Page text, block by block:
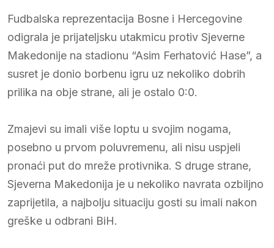
Fudbalska reprezentacija Bosne i Hercegovine
odigrala je prijateljsku utakmicu protiv Sjeverne
Makedonije na stadionu “Asim Ferhatović Hase”, a
susret je donio borbenu igru uz nekoliko dobrih
prilika na obje strane, ali je ostalo 0:0.
Zmajevi su imali više loptu u svojim nogama,
posebno u prvom poluvremenu, ali nisu uspjeli
pronaći put do mreže protivnika. S druge strane,
Sjeverna Makedonija je u nekoliko navrata ozbiljno
zaprijetila, a najbolju situaciju gosti su imali nakon
greške u odbrani BiH.